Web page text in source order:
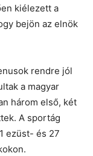
kiélezett a
bejön az elnök
rendre jól
a magyar
három első, két
A sportág
ezüst- és 27